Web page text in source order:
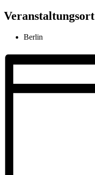
Veranstaltungsort
Berlin